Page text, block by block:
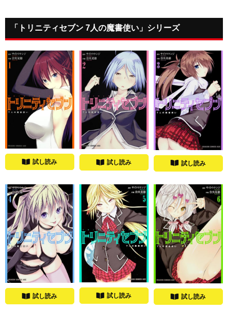
「トリニティセブン 7人の魔書使い」シリーズ
試し読み 試し読み 試し読み
試し読み 試し読み 試し読み